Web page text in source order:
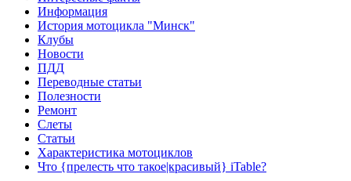
Информация
История мотоцикла "Минск"
Клубы
Новости
ПДД
Переводные статьи
Полезности
Ремонт
Слеты
Статьи
Характеристика мотоциклов
Что {прелесть что такое|красивый} iTable?